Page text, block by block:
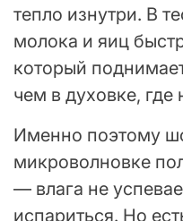
тепло изнутри. В
молока и яиц
который
чем в духовке, где
Именно поэтому
микроволновке
— влага не
испариться. Но